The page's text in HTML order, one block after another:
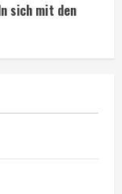
sich mit den